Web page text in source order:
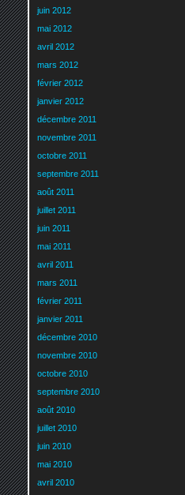
juin 2012
mai 2012
avril 2012
mars 2012
février 2012
janvier 2012
décembre 2011
novembre 2011
octobre 2011
septembre 2011
août 2011
juillet 2011
juin 2011
mai 2011
avril 2011
mars 2011
février 2011
janvier 2011
décembre 2010
novembre 2010
octobre 2010
septembre 2010
août 2010
juillet 2010
juin 2010
mai 2010
avril 2010